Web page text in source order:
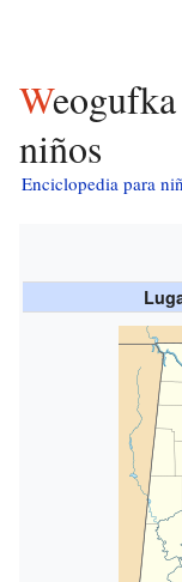
Weogufka (Alabama) para
niños
Enciclopedia para